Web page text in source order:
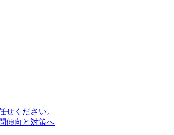
ください。
傾向と対策へ